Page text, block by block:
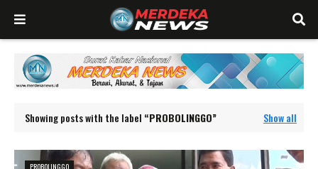
Showing posts with the label PROBOLINGGO Show all
PROBOLINGGO